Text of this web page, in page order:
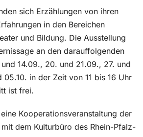
sich Erzählungen von ihren
in den Bereichen
und Bildung. Die Ausstellung
an den darauffolgenden
14.09., 20. und 21.09., 27. und
in der Zeit von 11 bis 16 Uhr
ist frei.
Kooperationsveranstaltung der
dem Kulturbüro des Rhein-Pfalz-